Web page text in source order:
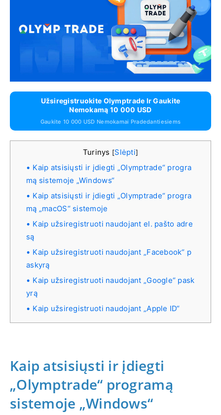
Užsiregistruokite Olymptrade Ir Gaukite
Nemokamą 10 000 USD
Gaukite 10 000 USD Nemokamai Pradedantiesiems
Turinys [Slėpti]
Kaip atsisiųsti ir įdiegti „Olymptrade“ progra
mą sistemoje „Windows“
Kaip atsisiųsti ir įdiegti „Olymptrade“ progra
mą „macOS“ sistemoje
Kaip užsiregistruoti naudojant el. pašto adre
są
Kaip užsiregistruoti naudojant „Facebook“ p
askyrą
Kaip užsiregistruoti naudojant „Google“ pask
yrą
Kaip užsiregistruoti naudojant „Apple ID“
Kaip atsisiųsti ir įdiegti
„Olymptrade“ programą
sistemoje „Windows“